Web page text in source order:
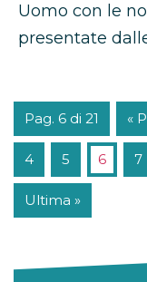
Uomo con le
presentate
Pag. 6 di 21 «
4 5 6 7
Ultima »